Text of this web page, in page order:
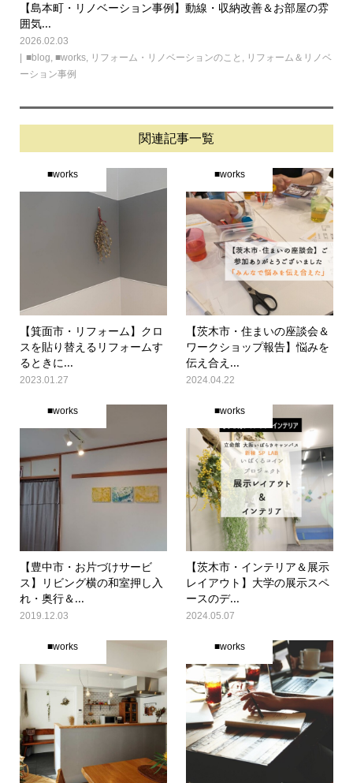
【島本町・リノベーション事例】動線・収納改善＆お部屋の雰
囲気...
2026.02.03
■blog, ■works, リフォーム・リノベーションのこと , リフォーム＆リノベ
ーション事例
関連記事一覧
■works
【箕面市・リフォーム】クロ
スを貼り替えるリフォームす
るときに...
2023.01.27
■works
【茨木市・住まいの座談会＆
ワークショップ報告】悩みを
伝え合え...
2024.04.22
■works
【豊中市・お片づけサービ
ス】リビング横の和室押し入
れ・奥行＆...
2019.12.03
■works
【茨木市・インテリア＆展示
レイアウト】大学の展示スペ
ースのデ...
2024.05.07
■works ■works